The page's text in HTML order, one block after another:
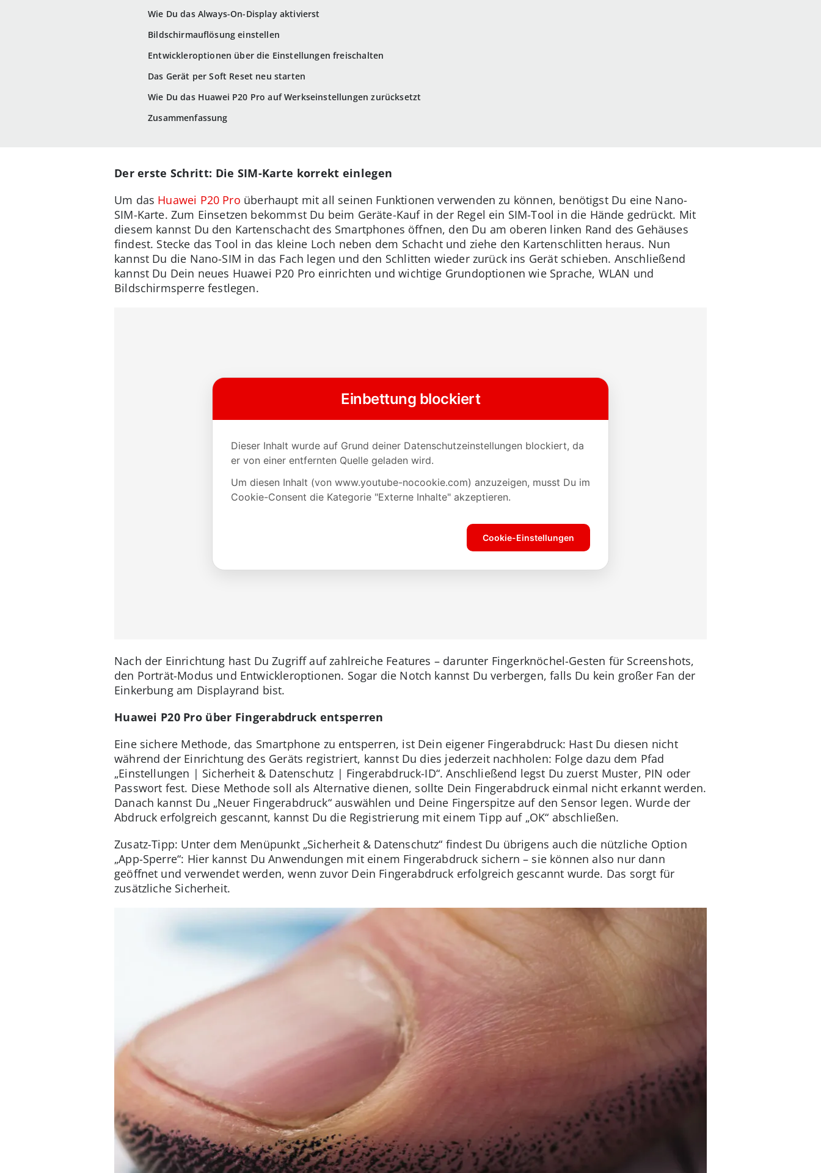
Wie Du das Always-On-Display aktivierst
Bildschirmauflösung einstellen
Entwickleroptionen über die Einstellungen freischalten
Das Gerät per Soft Reset neu starten
Wie Du das Huawei P20 Pro auf Werkseinstellungen zurücksetzt
Zusammenfassung
Der erste Schritt: Die SIM-Karte korrekt einlegen
Um das Huawei P20 Pro überhaupt mit all seinen Funktionen verwenden zu können, benötigst Du eine Nano-
SIM-Karte. Zum Einsetzen bekommst Du beim Geräte-Kauf in der Regel ein SIM-Tool in die Hände gedrückt. Mit
diesem kannst Du den Kartenschacht des Smartphones öffnen, den Du am oberen linken Rand des Gehäuses
findest. Stecke das Tool in das kleine Loch neben dem Schacht und ziehe den Kartenschlitten heraus. Nun
kannst Du die Nano-SIM in das Fach legen und den Schlitten wieder zurück ins Gerät schieben. Anschließend
kannst Du Dein neues Huawei P20 Pro einrichten und wichtige Grundoptionen wie Sprache, WLAN und
Bildschirmsperre festlegen.
Nach der Einrichtung hast Du Zugriff auf zahlreiche Features – darunter Fingerknöchel-Gesten für Screenshots,
den Porträt-Modus und Entwickleroptionen. Sogar die Notch kannst Du verbergen, falls Du kein großer Fan der
Einkerbung am Displayrand bist.
Huawei P20 Pro über Fingerabdruck entsperren
Eine sichere Methode, das Smartphone zu entsperren, ist Dein eigener Fingerabdruck: Hast Du diesen nicht
während der Einrichtung des Geräts registriert, kannst Du dies jederzeit nachholen: Folge dazu dem Pfad
„Einstellungen | Sicherheit & Datenschutz | Fingerabdruck-ID“. Anschließend legst Du zuerst Muster, PIN oder
Passwort fest. Diese Methode soll als Alternative dienen, sollte Dein Fingerabdruck einmal nicht erkannt werden.
Danach kannst Du „Neuer Fingerabdruck“ auswählen und Deine Fingerspitze auf den Sensor legen. Wurde der
Abdruck erfolgreich gescannt, kannst Du die Registrierung mit einem Tipp auf „OK“ abschließen.
Zusatz-Tipp: Unter dem Menüpunkt „Sicherheit & Datenschutz“ findest Du übrigens auch die nützliche Option
„App-Sperre“: Hier kannst Du Anwendungen mit einem Fingerabdruck sichern – sie können also nur dann
geöffnet und verwendet werden, wenn zuvor Dein Fingerabdruck erfolgreich gescannt wurde. Das sorgt für
zusätzliche Sicherheit.